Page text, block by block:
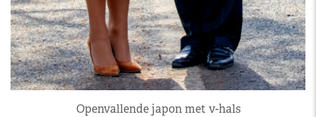
Openvallende japon met v-hals